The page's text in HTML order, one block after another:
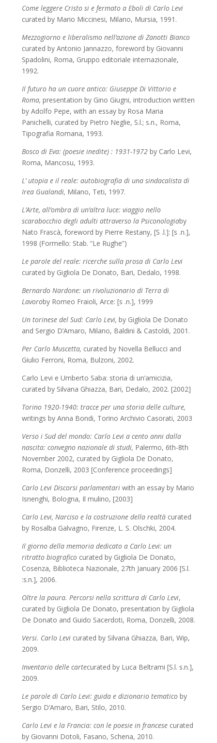
Come leggere Cristo si e fermato a Eboli di Carlo Levi
curated by Mario Miccinesi, Milano, Mursia, 1991.
Mezzogiorno e liberalismo nell’azione di Zanotti Bianco
curated by Antonio Jannazzo, foreword by Giovanni
Spadolini, Roma, Gruppo editoriale internazionale,
1992.
Il futuro ha un cuore antico: Giuseppe Di Vittorio e
Roma, presentation by Gino Giugni, introduction written
by Adolfo Pepe, with an essay by Rosa Maria
Panichelli, curated by Pietro Neglie, S.l.; s.n., Roma,
Tipografia Romana, 1993.
Bosco di Eva: (poesie inedite) : 1931-1972 by Carlo Levi,
Roma, Mancosu, 1993.
L’ utopia e il reale: autobiografia di una sindacalista di
Irea Gualandi, Milano, Teti, 1997.
L’Arte, all’ombra di un’altra luce: viaggio nello
scarabocchio degli adulti attraverso la Psiconologiaby
Nato Frascà, foreword by Pierre Restany, [S .l.]: [s .n.],
1998 (Formello: Stab. “Le Rughe”)
Le parole del reale: ricerche sulla prosa di Carlo Levi
curated by Gigliola De Donato, Bari, Dedalo, 1998.
Bernardo Nardone: un rivoluzionario di Terra di
Lavoroby Romeo Fraioli, Arce: [s .n.], 1999
Un torinese del Sud: Carlo Levi, by Gigliola De Donato
and Sergio D’Amaro, Milano, Baldini & Castoldi, 2001.
Per Carlo Muscetta, curated by Novella Bellucci and
Giulio Ferroni, Roma, Bulzoni, 2002.
Carlo Levi e Umberto Saba: storia di un’amicizia,
curated by Silvana Ghiazza, Bari, Dedalo, 2002. [2002]
Torino 1920-1940: tracce per una storia delle culture,
writings by Anna Bondi, Torino Archivio Casorati, 2003
Verso i Sud del mondo: Carlo Levi a cento anni dalla
nascita: convegno nazionale di studi, Palermo, 6th-8th
November 2002, curated by Gigliola De Donato,
Roma, Donzelli, 2003 [Conference proceedings]
Carlo Levi Discorsi parlamentari with an essay by Mario
Isnenghi, Bologna, Il mulino, [2003]
Carlo Levi, Narciso e la costruzione della realtà curated
by Rosalba Galvagno, Firenze, L. S. Olschki, 2004.
Il giorno della memoria dedicato a Carlo Levi: un
ritratto biograficocurated by Gigliola De Donato,
Cosenza, Biblioteca Nazionale, 27th January 2006 [S.l.
:s.n.], 2006.
Oltre la paura. Percorsi nella scrittura di Carlo Levi,
curated by Gigliola De Donato, presentation by Gigliola
De Donato and Guido Sacerdoti, Roma, Donzelli, 2008.
Versi. Carlo Levicurated by Silvana Ghiazza, Bari, Wip,
2009.
Inventario delle cartecurated by Luca Beltrami [S.l. s.n.],
2009.
Le parole di Carlo Levi: guida e dizionario tematico by
Sergio D’Amaro, Bari, Stilo, 2010.
Carlo Levi e la Francia: con le poesie in francese curated
by Giovanni Dotoli, Fasano, Schena, 2010.